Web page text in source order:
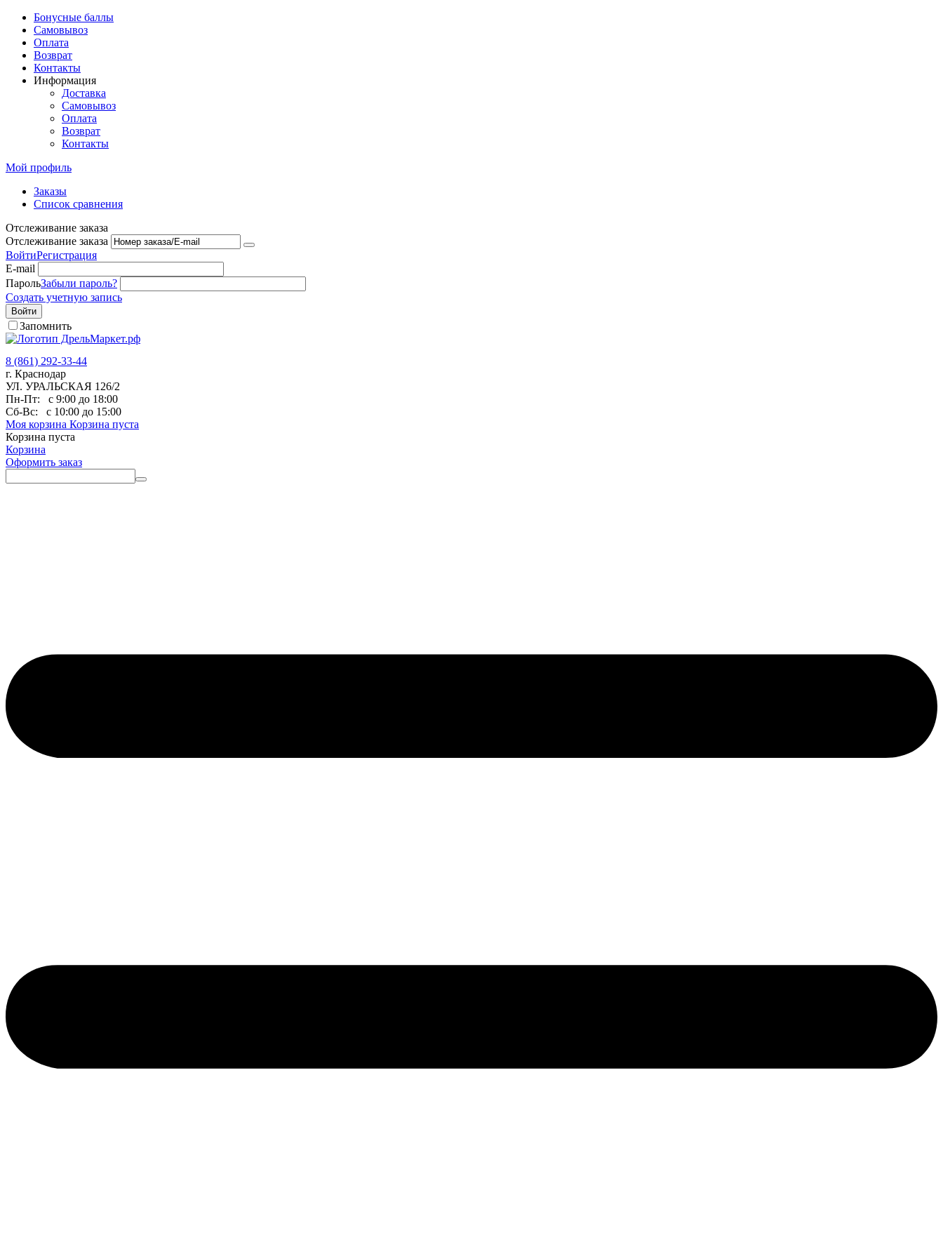
Бонусные баллы
Самовывоз
Оплата
Возврат
Контакты
Информация
Доставка
Самовывоз
Оплата
Возврат
Контакты
Мой профиль
Заказы
Список сравнения
Отслеживание заказа
Отслеживание заказа
ВойтиРегистрация
E-mail
ПарольЗабыли пароль?
Создать учетную запись
Войти
Запомнить
8 (861) 292-33-44
г. Краснодар
УЛ. УРАЛЬСКАЯ 126/2
Пн-Пт:
с 9:00 до 18:00
Сб-Вс:
с 10:00 до 15:00
Моя корзина Корзина пуста
Корзина пуста
Корзина
Оформить заказ